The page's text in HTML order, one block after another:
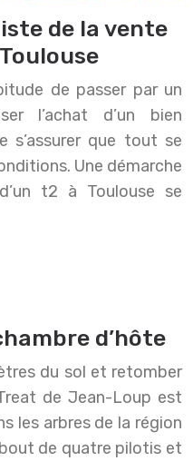
de la vente
de passer par un
l’achat d’un bien
s’assurer que tout se
Une démarche
t2 à Toulouse se
d’hôte
du sol et retomber
de Jean-Loup est
les arbres de la région
de quatre pilotis et